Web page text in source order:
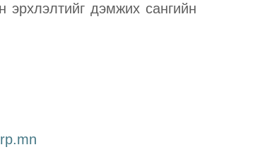
дэмжих сангийн